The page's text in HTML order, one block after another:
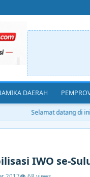
DAERAH
Selamat datang di
IWO se-